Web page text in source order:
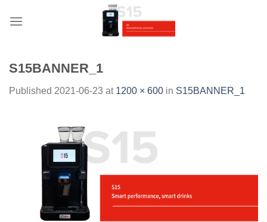
S15BANNER_1
Published 2021-06-23 at 1200 × 600 in S15BANNER_1